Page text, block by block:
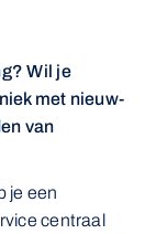
Wil je
met nieuw-
van
je een
centraal